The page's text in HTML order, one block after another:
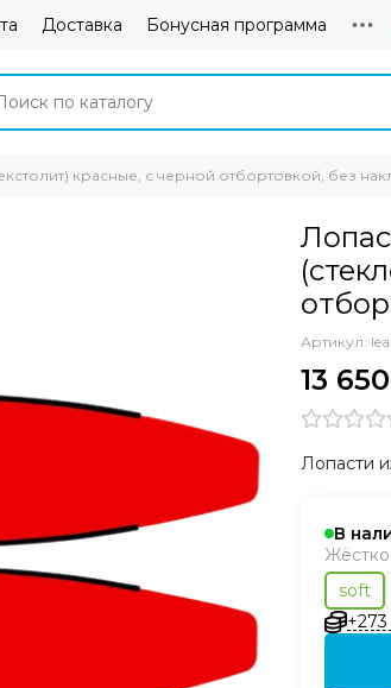
Доставка Бонусная программа
красные, с черной отбортовкой, без
Артикул:
13
Лопасти
В
soft